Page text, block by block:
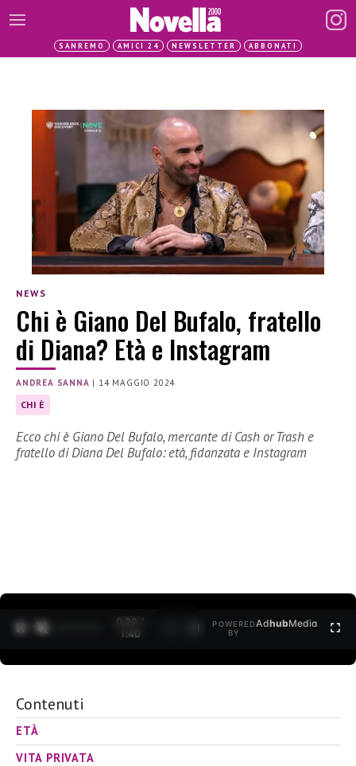
SANREMO AMICI 24 NEWSLETTER ABBONATI
NEWS
Chi è Giano Del Bufalo, fratello
di Diana? Età e Instagram
ANDREA SANNA | 14 MAGGIO 2024
CHI È
Ecco chi è Giano Del Bufalo, mercante di Cash or Trash e
fratello di Diana Del Bufalo: età, fidanzata e Instagram
0:30 /
1:40
POWERED
BY
AdhubMedia
Contenuti
ETÀ
VITA PRIVATA